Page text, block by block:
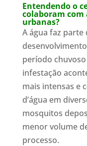
Entendendo o
colaboram com
urbanas?
A água faz parte
período
infestação
mais intensas e
d’água em
mosquitos
menor volume
processo.